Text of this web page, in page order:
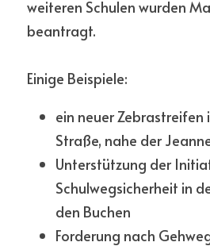
weiteren Schulen wurden
beantragt.
Einige Beispiele:
ein neuer Zebrastreifen
Straße, nahe der
Unterstützung der
Schulwegsicherheit in
den Buchen
Forderung nach